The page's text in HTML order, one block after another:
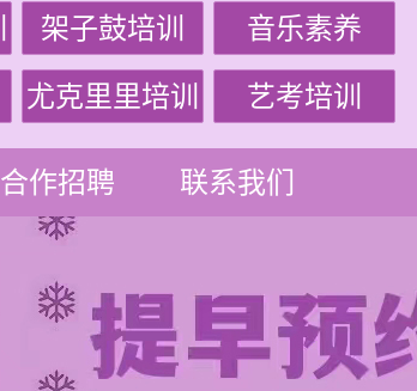
架子鼓培训 音乐素养
尤克里里培训 艺考培训
合作招聘 联系我们